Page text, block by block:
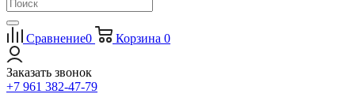
Сравнение0 Корзина 0
Заказать звонок
+7 961 382-47-79